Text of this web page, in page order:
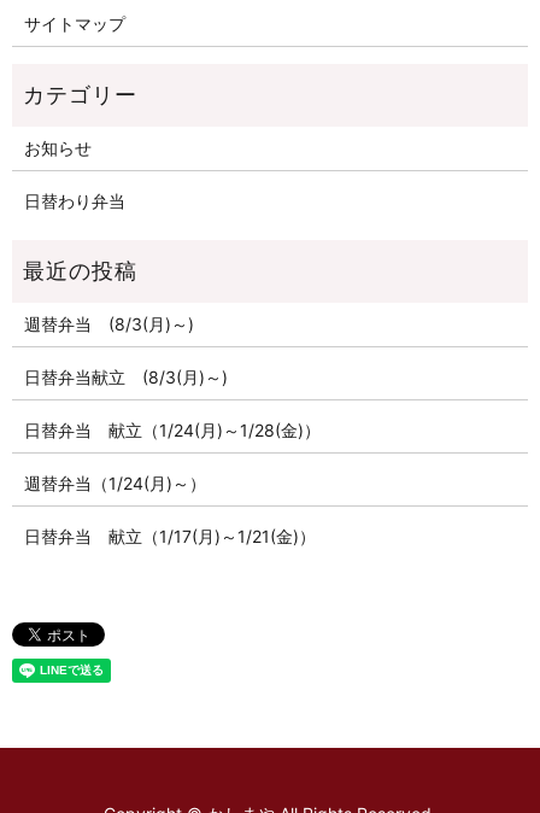
サイトマップ
お知らせ
日替わり弁当
週替弁当 (8/3(月)～)
日替弁当献立 (8/3(月)～)
日替弁当 献立（1/24(月)～1/28(金)）
週替弁当（1/24(月)～）
日替弁当 献立（1/17(月)～1/21(金)）